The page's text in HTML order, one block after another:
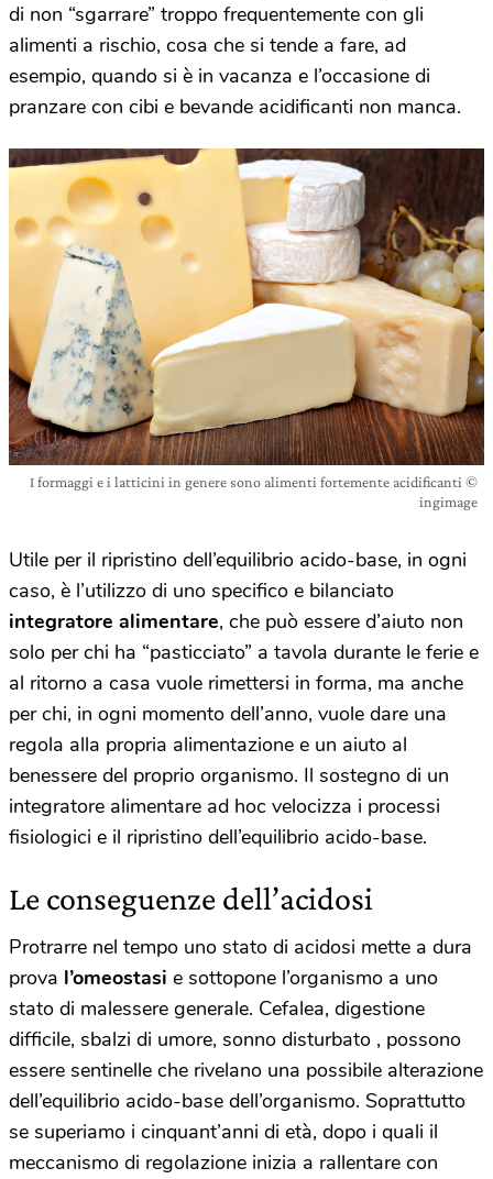
di non “sgarrare” troppo frequentemente con gli
alimenti a rischio, cosa che si tende a fare, ad
esempio, quando si è in vacanza e l’occasione di
pranzare con cibi e bevande acidificanti non manca.
I formaggi e i latticini in genere sono alimenti fortemente acidificanti ©
ingimage
Utile per il ripristino dell’equilibrio acido-base, in ogni
caso, è l’utilizzo di uno specifico e bilanciato
integratore alimentare, che può essere d’aiuto non
solo per chi ha “pasticciato” a tavola durante le ferie e
al ritorno a casa vuole rimettersi in forma, ma anche
per chi, in ogni momento dell’anno, vuole dare una
regola alla propria alimentazione e un aiuto al
benessere del proprio organismo. Il sostegno di un
integratore alimentare ad hoc velocizza i processi
fisiologici e il ripristino dell’equilibrio acido-base.
Le conseguenze dell’acidosi
Protrarre nel tempo uno stato di acidosi mette a dura
prova l’omeostasi e sottopone l’organismo a uno
stato di malessere generale. Cefalea, digestione
difficile, sbalzi di umore, sonno disturbato , possono
essere sentinelle che rivelano una possibile alterazione
dell’equilibrio acido-base dell’organismo. Soprattutto
se superiamo i cinquant’anni di età, dopo i quali il
meccanismo di regolazione inizia a rallentare con